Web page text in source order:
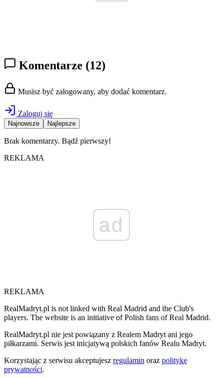
Komentarze (12)
Musisz być zalogowany, aby dodać komentarz.
Zaloguj się
Najnowsze Najlepsze
Brak komentarzy. Bądź pierwszy!
REKLAMA
ad
REKLAMA
RealMadryt.pl is not linked with Real Madrid and the Club's
players. The website is an initiative of Polish fans of Real Madrid.
RealMadryt.pl nie jest powiązany z Realem Madryt ani jego
piłkarzami. Serwis jest inicjatywą polskich fanów Realu Madryt.
Korzystając z serwisu akceptujesz regulamin oraz politykę
prywatności.